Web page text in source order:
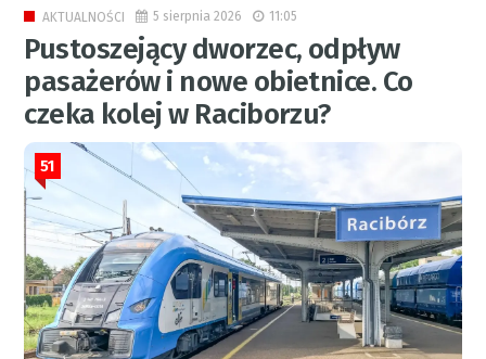
AKTUALNOŚCI 5 sierpnia 2026 11:05
Pustoszejący dworzec, odpływ
pasażerów i nowe obietnice. Co
czeka kolej w Raciborzu?
51